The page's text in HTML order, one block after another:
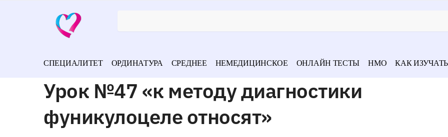
СПЕЦИАЛИТЕТ ОРДИНАТУРА СРЕДНЕЕ НЕМЕДИЦИНСКОЕ ОНЛАЙН ТЕСТЫ НМО КАК ИЗУЧАТЬ
Урок №47 «к методу диагностики
фуникулоцеле относят»